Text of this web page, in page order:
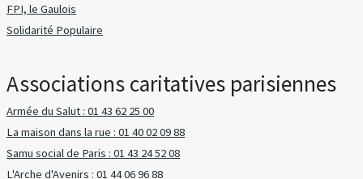
FPI, le Gaulois
Solidarité Populaire
Associations caritatives parisiennes
Armée du Salut : 01 43 62 25 00
La maison dans la rue : 01 40 02 09 88
Samu social de Paris : 01 43 24 52 08
L'Arche d'Avenirs : 01 44 06 96 88